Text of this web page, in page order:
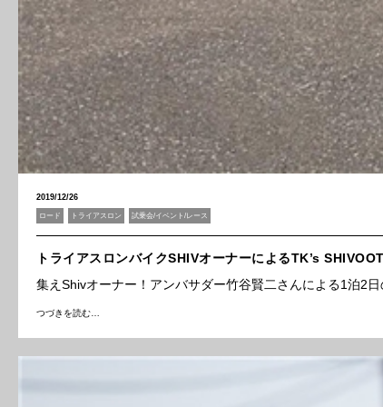
2019/12/26
ロード トライアスロン 試乗会/イベント/レース
トライアスロンバイクSHIVオーナーによるTK’s
集えShivオーナー！アンバサダー竹谷賢二さんによる1泊2
つづきを読む…